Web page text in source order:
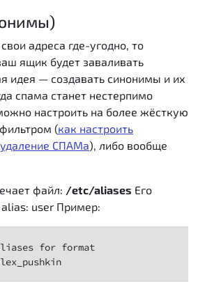
адреса где-угодно, то
ящик будет заваливать
идея — создавать синонимы и их
спама станет нестерпимо
настроить на более жёсткую
(как настроить
СПАМа), либо вообще
файл: /etc/aliases Его
user Пример:
for format